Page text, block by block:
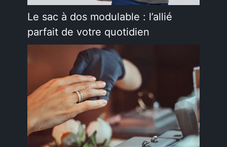
Le sac à dos modulable : l’allié
parfait de votre quotidien